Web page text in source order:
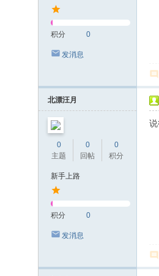
积分 0
发消息
北漂汪月
0
主题
0
回帖
0
积分
新手上路
积分 0
发消息